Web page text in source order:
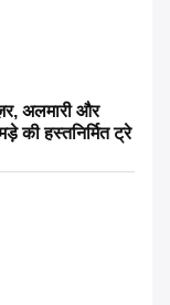
अलमारी और
की हस्तनिर्मित ट्रे